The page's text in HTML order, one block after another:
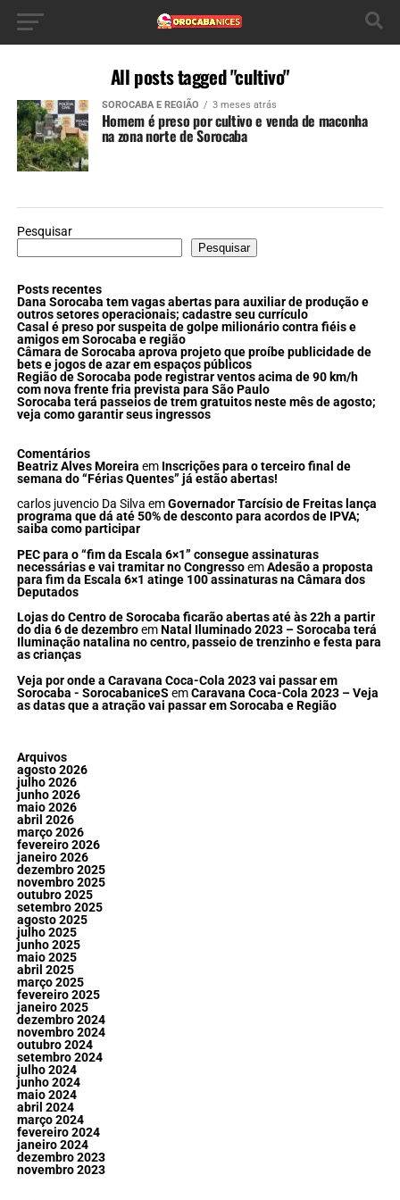
All posts tagged "cultivo"
SOROCABA E REGIÃO 3 meses atrás
Homem é preso por cultivo e venda de maconha
na zona norte de Sorocaba
Pesquisar
Pesquisar
Posts recentes
Dana Sorocaba tem vagas abertas para auxiliar de produção e
outros setores operacionais; cadastre seu currículo
Casal é preso por suspeita de golpe milionário contra fiéis e
amigos em Sorocaba e região
Câmara de Sorocaba aprova projeto que proíbe publicidade de
bets e jogos de azar em espaços públicos
Região de Sorocaba pode registrar ventos acima de 90 km/h
com nova frente fria prevista para São Paulo
Sorocaba terá passeios de trem gratuitos neste mês de agosto;
veja como garantir seus ingressos
Comentários
Beatriz Alves Moreira em Inscrições para o terceiro final de
semana do “Férias Quentes” já estão abertas!
carlos juvencio Da Silva emGovernador Tarcísio de Freitas lança
programa que dá até 50% de desconto para acordos de IPVA;
saiba como participar
PEC para o “fim da Escala 6×1” consegue assinaturas
necessárias e vai tramitar no CongressoemAdesão a proposta
para fim da Escala 6×1 atinge 100 assinaturas na Câmara dos
Deputados
Lojas do Centro de Sorocaba ficarão abertas até às 22h a partir
do dia 6 de dezembroemNatal Iluminado 2023 – Sorocaba terá
Iluminação natalina no centro, passeio de trenzinho e festa para
as crianças
Veja por onde a Caravana Coca-Cola 2023 vai passar em
Sorocaba - SorocabaniceS emCaravana Coca-Cola 2023 – Veja
as datas que a atração vai passar em Sorocaba e Região
Arquivos
agosto 2026
julho 2026
junho 2026
maio 2026
abril 2026
março 2026
fevereiro 2026
janeiro 2026
dezembro 2025
novembro 2025
outubro 2025
setembro 2025
agosto 2025
julho 2025
junho 2025
maio 2025
abril 2025
março 2025
fevereiro 2025
janeiro 2025
dezembro 2024
novembro 2024
outubro 2024
setembro 2024
julho 2024
junho 2024
maio 2024
abril 2024
março 2024
fevereiro 2024
janeiro 2024
dezembro 2023
novembro 2023